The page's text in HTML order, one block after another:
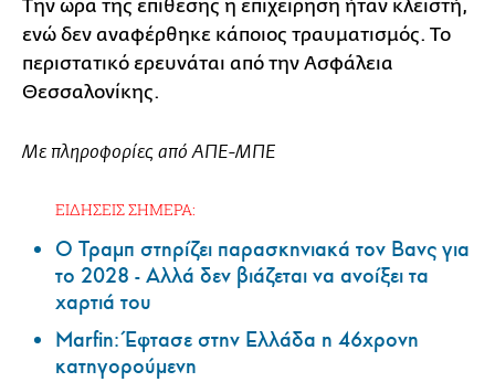
Την ώρα της επίθεσης η επιχείρηση ήταν κλειστή,
ενώ δεν αναφέρθηκε κάποιος τραυματισμός. Το
περιστατικό ερευνάται από την Ασφάλεια
Θεσσαλονίκης.
Με πληροφορίες από ΑΠΕ-ΜΠΕ
ΕΙΔΗΣΕΙΣ ΣΗΜΕΡΑ:
Ο Τραμπ στηρίζει παρασκηνιακά τον Βανς για
το 2028 - Αλλά δεν βιάζεται να ανοίξει τα
χαρτιά του
Marfin: Έφτασε στην Ελλάδα η 46χρονη
κατηγορούμενη